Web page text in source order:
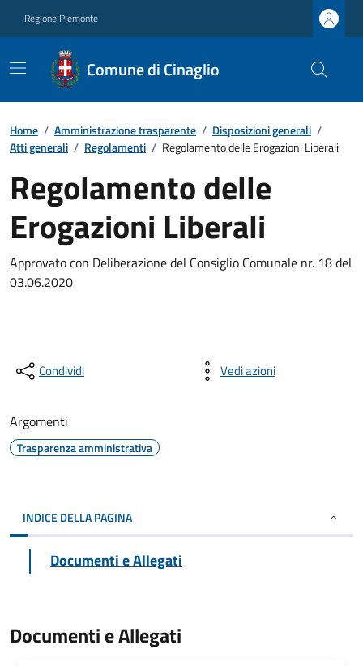
Regione Piemonte
Comune di Cinaglio
Home / Amministrazione trasparente / Disposizioni generali /
Atti generali / Regolamenti / Regolamento delle Erogazioni Liberali
Regolamento delle
Erogazioni Liberali
Approvato con Deliberazione del Consiglio Comunale nr. 18 del
03.06.2020
Condividi Vedi azioni
Argomenti
Trasparenza amministrativa
INDICE DELLA PAGINA
Documenti e Allegati
Documenti e Allegati